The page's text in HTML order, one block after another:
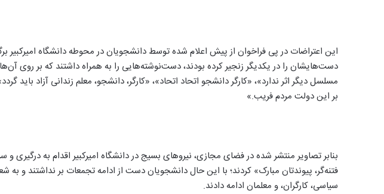
این اعتراضات در پی فراخوان از پیش اعلام شده توسط دانشجویان در محوطه دانشگاه امیرکبیر
دست‌هایشان را در یکدیگر زنجیر کرده بودند، دست‌نوشته‌هایی را به همراه داشتند که بر روی
مسلسل دیگر اثر ندارد»، «کارگر دانشجو اتحاد اتحاد»، «کارگر، دانشجو، معلم زندانی آزاد باید
بر این دولت مردم فریب.»
بنابر تصاویر منتشر شده در فضای مجازی، نیروهای بسیج در دانشگاه امیرکبیر اقدام به درگیری و
فتنه‌گر، پیوندتان مبارک» کردند؛ با این حال دانشجویان دست از ادامه تجمعات بر نداشتند و به
سیاسی، کارگران، و معلمان ادامه دادند.